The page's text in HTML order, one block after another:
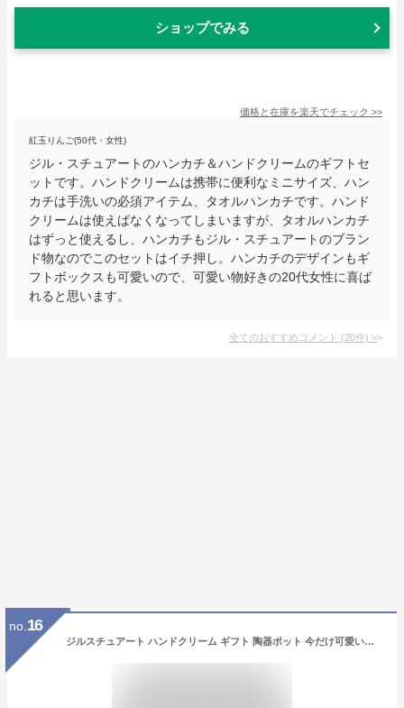
ショップでみる
価格と在庫を楽天でチェック >>
紅玉りんご(50代・女性)
ジル・スチュアートのハンカチ＆ハンドクリームのギフトセ
ットです。ハンドクリームは携帯に便利なミニサイズ、ハン
カチは手洗いの必須アイテム、タオルハンカチです。ハンド
クリームは使えばなくなってしまいますが、タオルハンカチ
はずっと使えるし、ハンカチもジル・スチュアートのブラン
ド物なのでこのセットはイチ押し。ハンカチのデザインもギ
フトボックスも可愛いので、可愛い物好きの20代女性に喜ば
れると思います。
全てのおすすめコメント (20件) >
no. 16
ジルスチュアート ハンドクリーム ギフト 陶器ポット 今だけ可愛いチェーン* アレンジブーケ ジルスチュアートハンドクリーム 30ml 女性 彼女 プレゼント おしゃれ かわいい 陶器プランター ハンドチーフ 人気 素敵 造花 送料無料 ホワイトフローラル